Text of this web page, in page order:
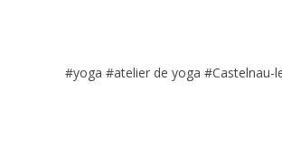
#yoga #atelier de yoga